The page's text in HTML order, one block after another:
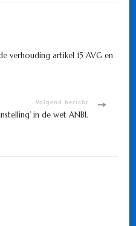
verhouding artikel 15 AVG en
Volgend bericht
in de wet ANBI.